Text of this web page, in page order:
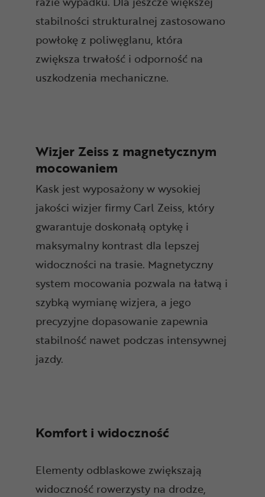
stabilności strukturalnej zastosowano
powłokę z poliwęglanu, która
zwiększa trwałość i odporność na
uszkodzenia mechaniczne.
Wizjer Zeiss z magnetycznym
mocowaniem
Kask jest wyposażony w wysokiej
jakości wizjer firmy Carl Zeiss, który
gwarantuje doskonałą optykę i
maksymalny kontrast dla lepszej
widoczności na trasie. Magnetyczny
system mocowania pozwala na łatwą i
szybką wymianę wizjera, a jego
precyzyjne dopasowanie zapewnia
stabilność nawet podczas intensywnej
jazdy.
Komfort i widoczność
Elementy odblaskowe zwiększają
widoczność rowerzysty na drodze,